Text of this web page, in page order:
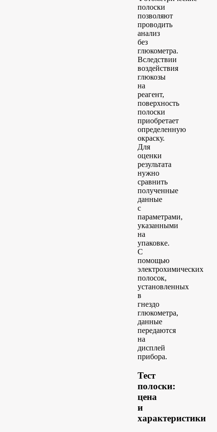
полоски
позволяют
проводить
анализ
без
глюкометра.
Вследствии
воздействия
глюкозы
на
реагент,
поверхность
полоски
приобретает
определенную
окраску.
Для
оценки
результата
нужно
сравнить
полученные
данные
с
параметрами,
указанными
на
упаковке.
С
помощью
электрохимических
полосок,
установленных
в
гнездо
глюкометра,
данные
передаются
на
дисплей
прибора.
Тест
полоски:
цена
и
характеристики